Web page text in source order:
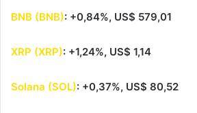
BNB (BNB): +0,84%, US$ 579,01
XRP (XRP): +1,24%, US$ 1,14
Solana (SOL): +0,37%, US$ 80,52